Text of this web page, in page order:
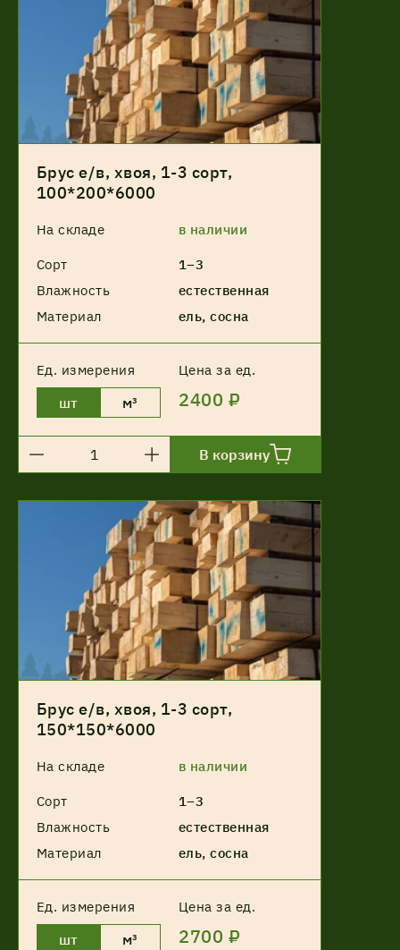
Брус е/в, хвоя, 1-3 сорт,
100*200*6000
На складе в наличии
Сорт
1–3
Влажность
естественная
Материал
ель, сосна
Ед. измерения Цена за ед.
шт м³ 2400 ₽
В корзину
Брус е/в, хвоя, 1-3 сорт,
150*150*6000
На складе в наличии
Сорт
1–3
Влажность
естественная
Материал
ель, сосна
Ед. измерения Цена за ед.
шт м³ 2700 ₽